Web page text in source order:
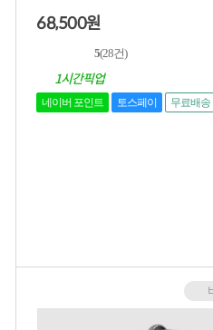
68,500원
5(28건)
1시간픽업
네이버 포인트 토스페이 무료배송